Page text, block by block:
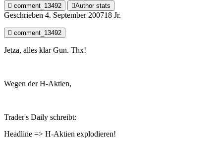
comment_13492 Author stats
Geschrieben 4. September 200718 Jr.
comment_13492
Jetza, alles klar Gun. Thx!
Wegen der H-Aktien,
Trader's Daily schreibt:
Headline => H-Aktien explodieren!